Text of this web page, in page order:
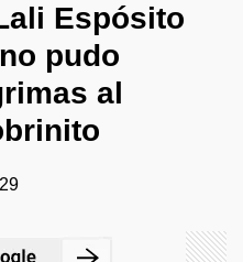
Espósito
pudo
al